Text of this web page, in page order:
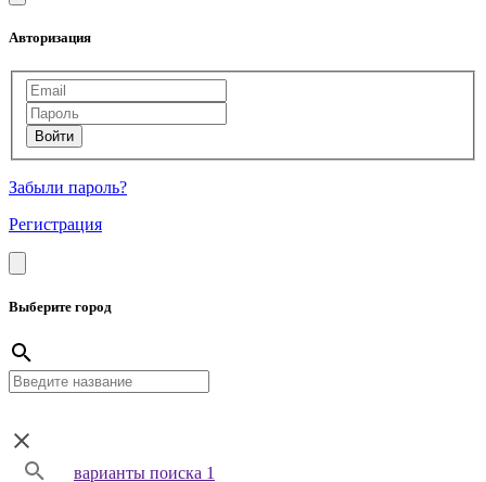
Авторизация
Забыли пароль?
Регистрация
Выберите город
варианты поиска 1